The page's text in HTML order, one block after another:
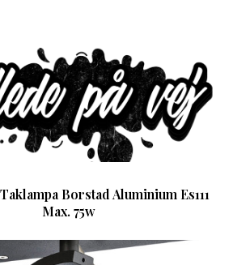
Borstad Aluminium Es111
Max. 75w